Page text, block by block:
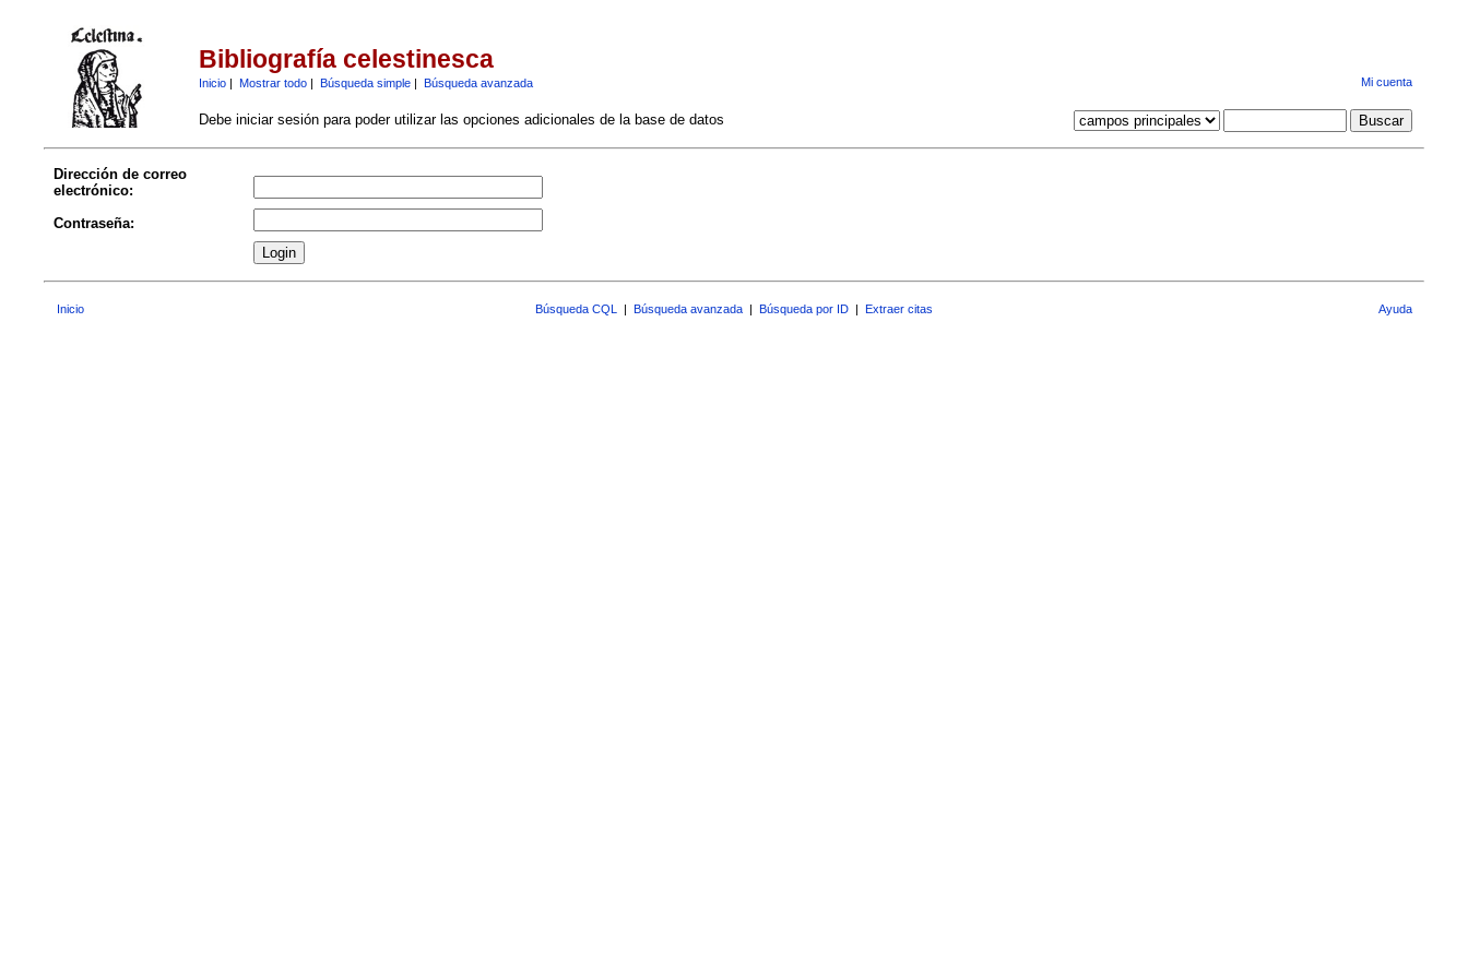
Bibliografía celestinesca
Inicio| Mostrar todo| Búsqueda simple| Búsqueda avanzada Mi cuenta
Debe iniciar sesión para poder utilizar las opciones adicionales de la base de datos
Dirección de correo
electrónico:
Contraseña:
Inicio Búsqueda CQL | Búsqueda avanzada | Búsqueda por ID | Extraer citas Ayuda